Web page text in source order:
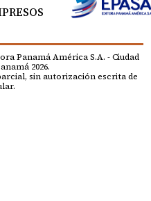
Panamá América S.A. - Ciudad
2026.
sin autorización escrita de